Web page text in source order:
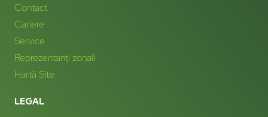
Contact
Cariere
Service
Reprezentanți zonali
Hartă Site
LEGAL